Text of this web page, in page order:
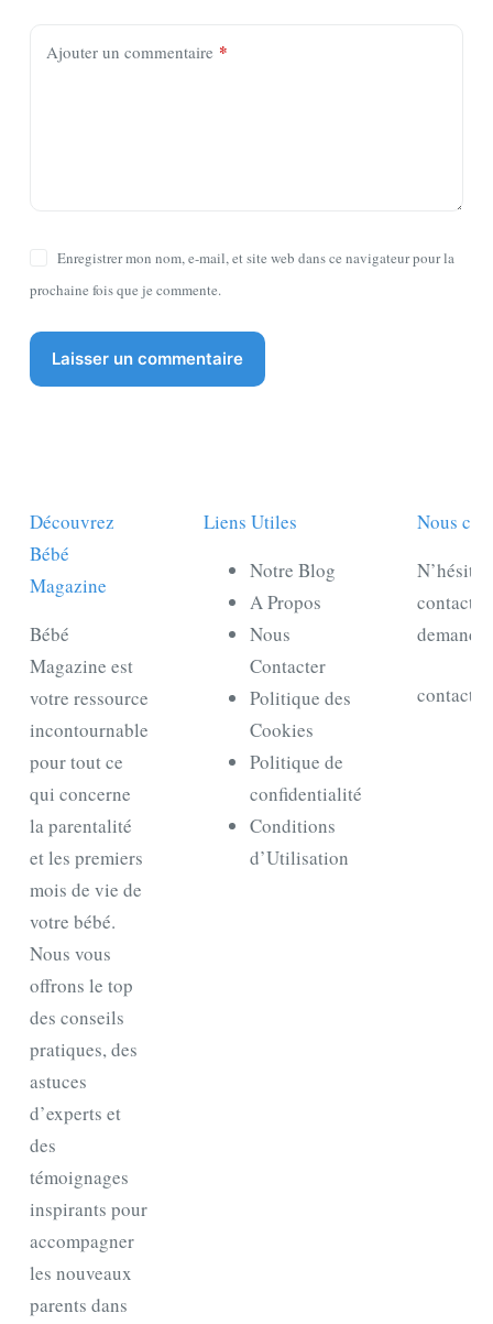
Ajouter un commentaire *
Enregistrer mon nom, e-mail, et site web dans ce navigateur pour la
prochaine fois que je commente.
Laisser un commentaire
Découvrez
Bébé
Magazine
Bébé
Magazine est
votre ressource
incontournable
pour tout ce
qui concerne
la parentalité
et les premiers
mois de vie de
votre bébé.
Nous vous
offrons le top
des conseils
pratiques, des
astuces
d’experts et
des
témoignages
inspirants pour
accompagner
les nouveaux
parents dans
Liens Utiles
Notre Blog
A Propos
Nous
Contacter
Politique des
Cookies
Politique de
confidentialité
Conditions
d’Utilisation
Nous
demande